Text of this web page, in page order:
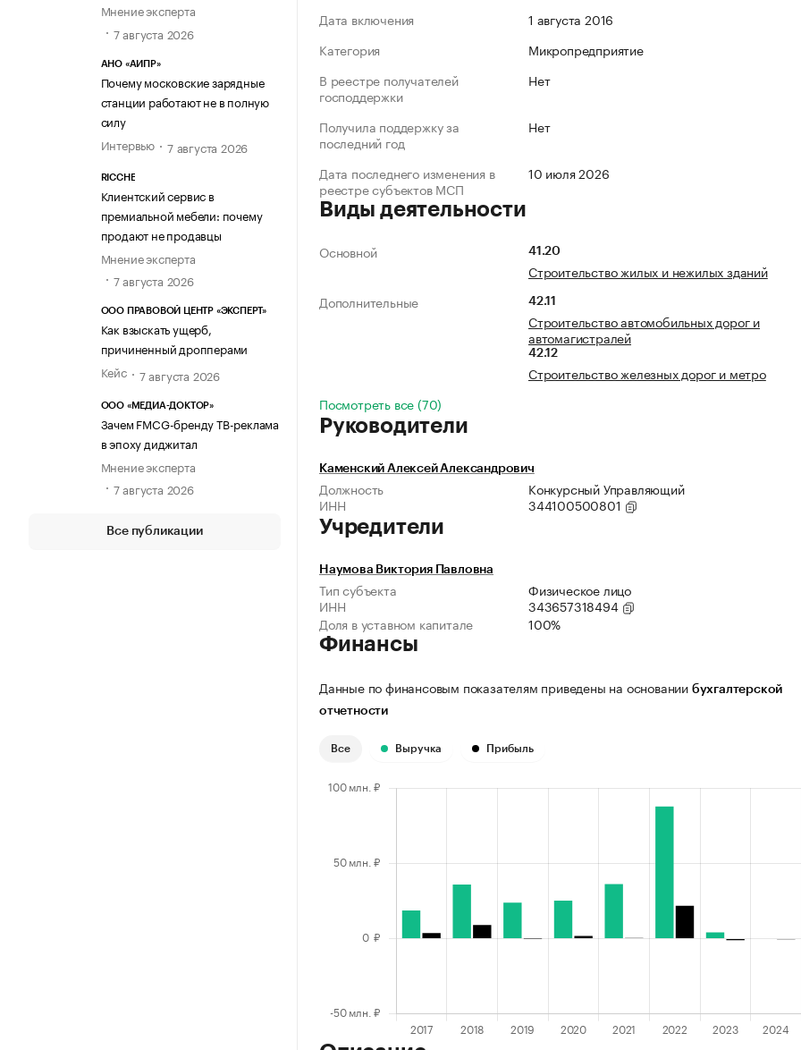
Мнение эксперта
7 августа 2026
АНО «АИПР»
Почему московские зарядные
станции работают не в полную
силу
Интервью
7 августа 2026
RICCHE
Клиентский сервис в
премиальной мебели: почему
продают не продавцы
Мнение эксперта
7 августа 2026
ООО ПРАВОВОЙ ЦЕНТР «ЭКСПЕРТ»
Как взыскать ущерб,
причиненный дропперами
Кейс
7 августа 2026
ООО «МЕДИА-ДОКТОР»
Зачем FMCG-бренду ТВ-реклама
в эпоху диджитал
Мнение эксперта
7 августа 2026
Все публикации
Дата включения
1 августа 2016
Категория
Микропредприятие
В реестре получателей
господдержки
Нет
Получила поддержку за
последний год
Нет
Дата последнего изменения в
реестре субъектов МСП
10 июля 2026
Виды деятельности
Основной 41.20
Строительство жилых и нежилых зданий
Дополнительные
42.11
Строительство автомобильных дорог и
автомагистралей
42.12
Строительство железных дорог и метро
Посмотреть все (70)
Руководители
Каменский Алексей Александрович
Должность
Конкурсный Управляющий
ИНН
344100500801
Учредители
Наумова Виктория Павловна
Тип субъекта
Физическое лицо
ИНН
343657318494
Доля в уставном капитале
100%
Финансы
Данные по финансовым показателям приведены на основании бухгалтерской
отчетности
Все Выручка Прибыль